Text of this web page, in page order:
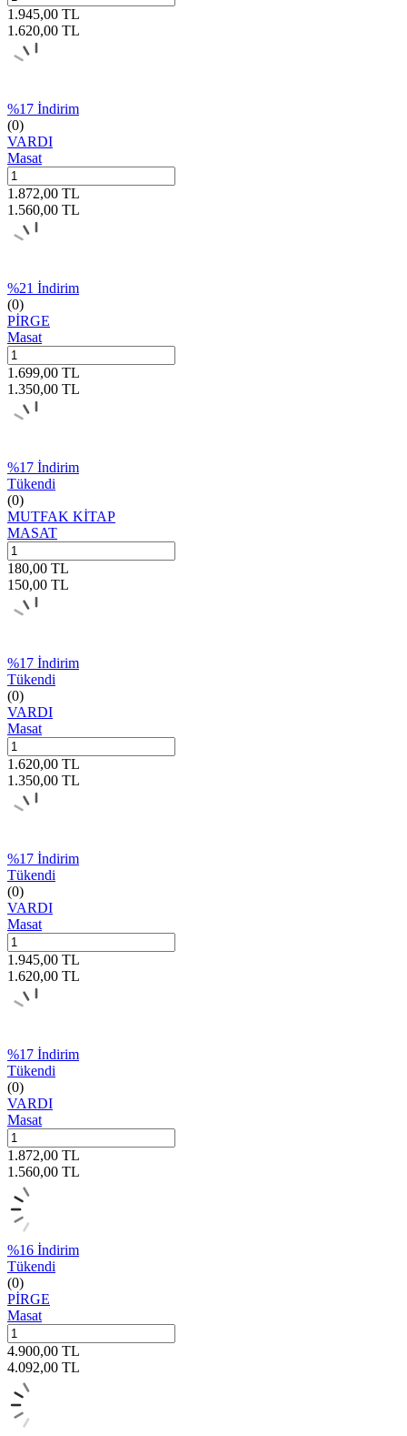
1.945,00 TL
1.620,00 TL
%17 İndirim
(0)
VARDI
Masat
1.872,00 TL
1.560,00 TL
%21 İndirim
(0)
PİRGE
Masat
1.699,00 TL
1.350,00 TL
%17 İndirim
Tükendi
(0)
MUTFAK KİTAP
MASAT
180,00 TL
150,00 TL
%17 İndirim
Tükendi
(0)
VARDI
Masat
1.620,00 TL
1.350,00 TL
%17 İndirim
Tükendi
(0)
VARDI
Masat
1.945,00 TL
1.620,00 TL
%17 İndirim
Tükendi
(0)
VARDI
Masat
1.872,00 TL
1.560,00 TL
%16 İndirim
Tükendi
(0)
PİRGE
Masat
4.900,00 TL
4.092,00 TL